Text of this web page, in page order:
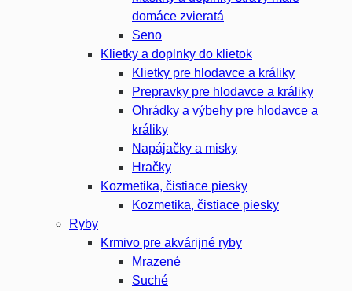
domáce zvieratá
Seno
Klietky a doplnky do klietok
Klietky pre hlodavce a králiky
Prepravky pre hlodavce a králiky
Ohrádky a výbehy pre hlodavce a
králiky
Napájačky a misky
Hračky
Kozmetika, čistiace piesky
Kozmetika, čistiace piesky
Ryby
Krmivo pre akvárijné ryby
Mrazené
Suché